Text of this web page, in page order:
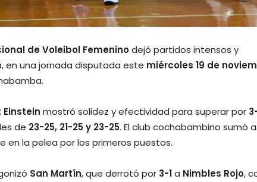
de Voleibol Femeninodejó partidos intensos y
una jornada disputada este miércoles 19 de
mostró solidez y efectividad para superar por
de 23-25, 21-25 y 23-25. El club cochabambino sumó
en la pelea por los primeros puestos.
San Martín, que derrotó por 3-1a Nimbles Rojo,